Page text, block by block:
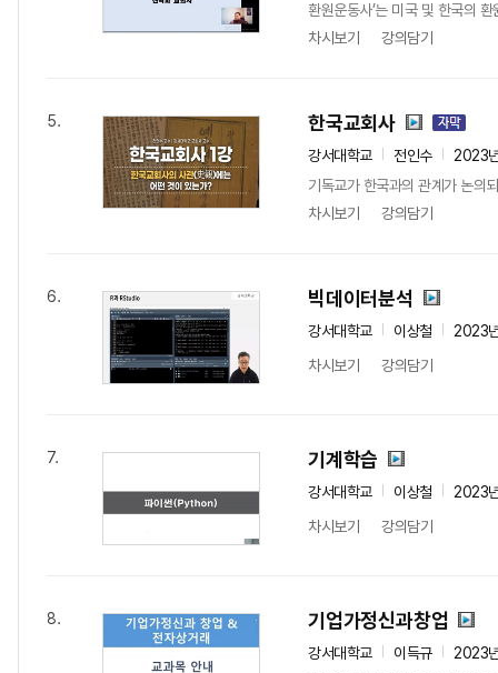
환원운동사’는 미국 및 한국의
차시보기
강의담기
5. 한국교회사
강서대학교 전인수
2023
기독교가 한국과의 관계가 논의
차시보기
강의담기
6. 빅데이터분석
강서대학교 이상철
2023
차시보기
강의담기
7. 기계학습
강서대학교 이상철
2023
차시보기
강의담기
8. 기업가정신과창업
강서대학교 이득규
2023